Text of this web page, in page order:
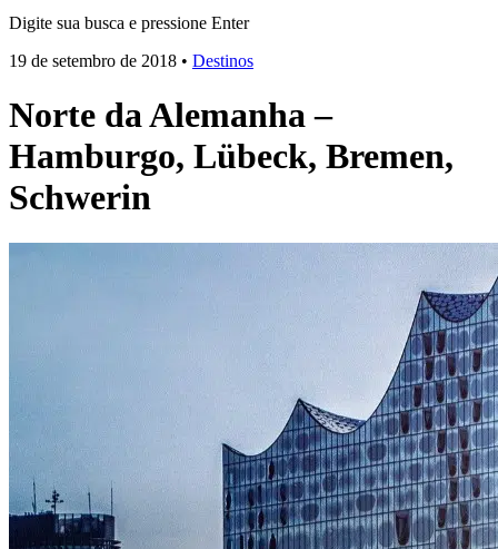
Digite sua busca e pressione Enter
19 de setembro de 2018 • Destinos
Norte da Alemanha –
Hamburgo, Lübeck, Bremen,
Schwerin